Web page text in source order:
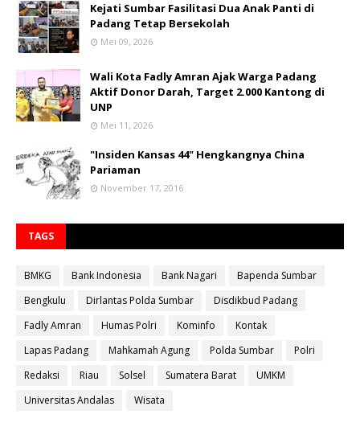
Kejati Sumbar Fasilitasi Dua Anak Panti di
Padang Tetap Bersekolah
Mei 09, 2026
Wali Kota Fadly Amran Ajak Warga Padang
Aktif Donor Darah, Target 2.000 Kantong di
UNP
Mei 11, 2026
"Insiden Kansas 44" Hengkangnya China
Pariaman
November 17, 2016
TAGS
BMKG Bank Indonesia Bank Nagari
Bapenda Sumbar
Bengkulu
Dirlantas Polda Sumbar
Disdikbud Padang
Fadly Amran
Humas Polri Kominfo
Kontak
Lapas Padang
Mahkamah Agung Polda Sumbar
Polri
Redaksi
Riau Solsel Sumatera Barat
UMKM
Universitas Andalas
Wisata